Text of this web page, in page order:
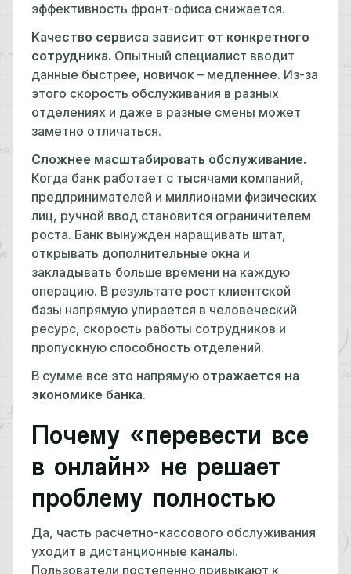
эффективность фронт-офиса снижается.
Качество сервиса зависит от конкретного
сотрудника. Опытный специалист вводит
данные быстрее, новичок – медленнее. Из-за
этого скорость обслуживания в разных
отделениях и даже в разные смены может
заметно отличаться.
Сложнее масштабировать обслуживание.
Когда банк работает с тысячами компаний,
предпринимателей и миллионами физических
лиц, ручной ввод становится ограничителем
роста. Банк вынужден наращивать штат,
открывать дополнительные окна и
закладывать больше времени на каждую
операцию. В результате рост клиентской
базы напрямую упирается в человеческий
ресурс, скорость работы сотрудников и
пропускную способность отделений.
В сумме все это напрямую отражается на
экономике банка.
Почему «перевести все
в онлайн» не решает
проблему полностью
Да, часть расчетно-кассового обслуживания
уходит в дистанционные каналы.
Пользователи постепенно привыкают к